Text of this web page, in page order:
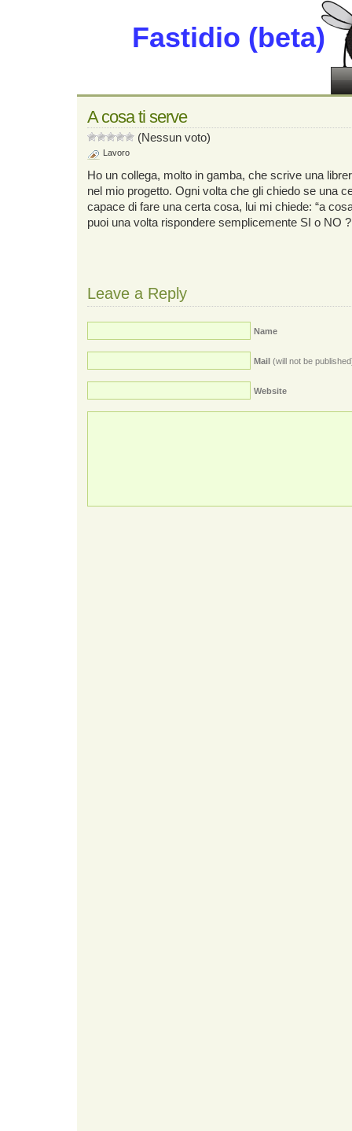
Fastidio (beta)
A cosa ti serve
(Nessun voto)
Lavoro
Ho un collega, molto in gamba, che scrive una
nel mio progetto. Ogni volta che gli chiedo se una
capace di fare una certa cosa, lui mi chiede: “a
puoi una volta rispondere semplicemente SI o NO
Leave a Reply
Name
Mail (will not be
Website